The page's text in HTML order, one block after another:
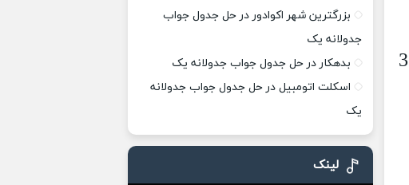
بزرگترین شهر اکوادور در حل جدول جواب
جدولانه یک
بدهکار در حل جدول جواب جدولانه یک
اسکلت اتومبیل در حل جدول جواب جدولانه
یک
لینک